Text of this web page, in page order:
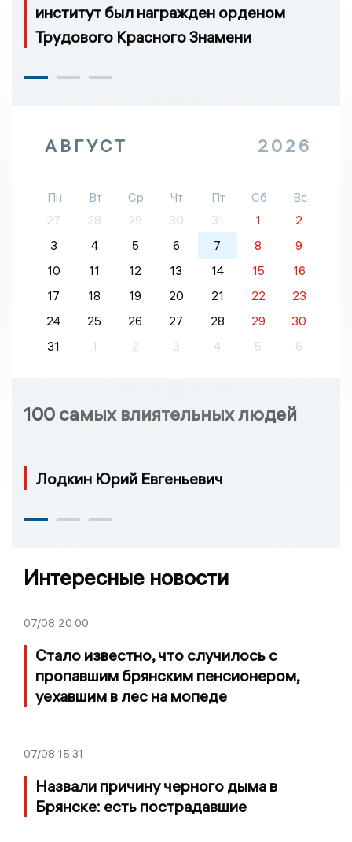
институт был награжден орденом
Трудового Красного Знамени
АВГУСТ 2026
Пн Вт Ср Чт Пт Сб
Вс
27
28 29 30 31 1
2
3
4 5 6 7 8
9
10
11 12 13 14 15
16
17
18 19 20 21 22
23
24
25 26 27 28 29
30
31
1 2 3 4 5 6
100 самых влиятельных людей
Лодкин Юрий Евгеньевич
Интересные новости
07/08 20:00
Стало известно, что случилось с
пропавшим брянским пенсионером,
уехавшим в лес на мопеде
07/08 15:31
Назвали причину черного дыма в
Брянске: есть пострадавшие